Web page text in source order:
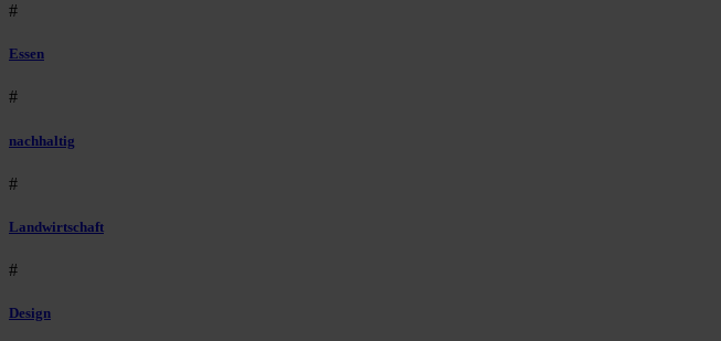
#
Essen
#
nachhaltig
#
Landwirtschaft
#
Design